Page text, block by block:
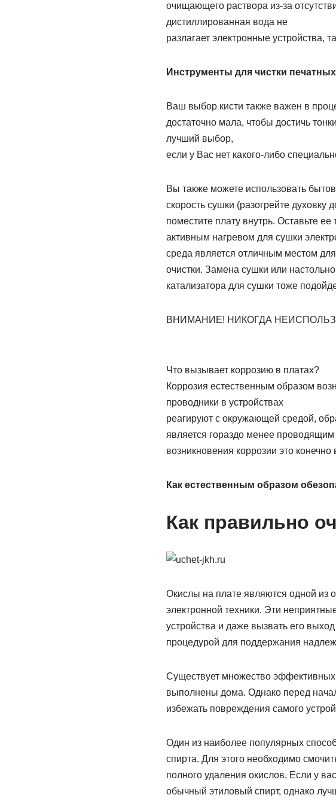
очищающего раствора из-за
дистиллированная вода не
разлагает электронные устройства,
Инструменты для чистки
Ваш выбор кисти также важен в
достаточно мала, чтобы достичь
лучший выбор,
если у Вас нет какого-либо
Вы также можете использовать
скорость сушки (разогрейте духовку
поместите плату внутрь. Оставьте
активным нагревом для сушки
среда является отличным местом
очистки. Замена сушки или
катализатора для сушки тоже
ВНИМАНИЕ! НИКОГДА
Что вызывает коррозию в платах?
Коррозия естественным образом
проводники в устройствах
реагируют с окружающей средой,
является гораздо менее
возникновения коррозии это конечно
Как естественным образом
Как правильно
Окислы на плате являются одной из
электронной техники. Эти
устройства и даже вызвать его
процедурой для поддержания
Существует множество эффективных
выполнены дома. Однако перед
избежать повреждения самого
Один из наиболее популярных
спирта. Для этого необходимо
полного удаления окислов. Если у
обычный этиловый спирт, однако